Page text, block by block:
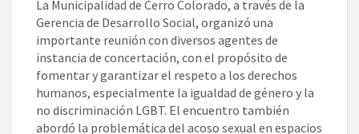
La Municipalidad de Cerro Colorado, a través de la
Gerencia de Desarrollo Social, organizó una
importante reunión con diversos agentes de
instancia de concertación, con el propósito de
fomentar y garantizar el respeto a los derechos
humanos, especialmente la igualdad de género y la
no discriminación LGBT. El encuentro también
abordó la problemática del acoso sexual en espacios